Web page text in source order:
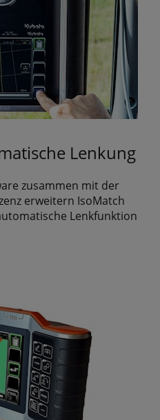
Lenkung
zusammen mit der
erweitern IsoMatch
Lenkfunktion